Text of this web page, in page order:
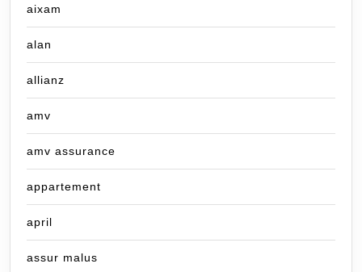
aixam
alan
allianz
amv
amv assurance
appartement
april
assur malus